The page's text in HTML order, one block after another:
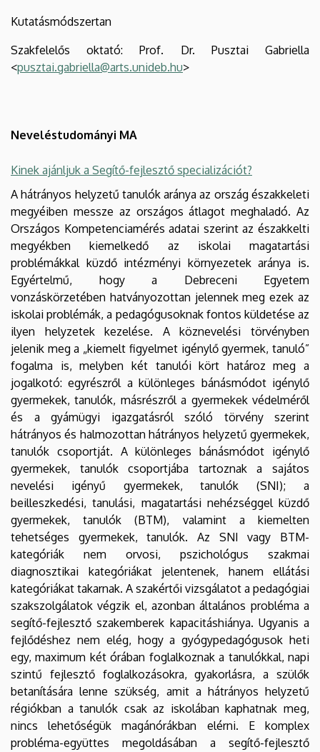
Kutatásmódszertan
Szakfelelős oktató: Prof. Dr. Pusztai Gabriella
<pusztai.gabriella@arts.unideb.hu>
Neveléstudományi MA
Kinek ajánljuk a Segítő-fejlesztő specializációt?
A hátrányos helyzetű tanulók aránya az ország északkeleti
megyéiben messze az országos átlagot meghaladó. Az
Országos Kompetenciamérés adatai szerint az északkelti
megyékben kiemelkedő az iskolai magatartási
problémákkal küzdő intézményi környezetek aránya is.
Egyértelmű, hogy a Debreceni Egyetem
vonzáskörzetében hatványozottan jelennek meg ezek az
iskolai problémák, a pedagógusoknak fontos küldetése az
ilyen helyzetek kezelése. A köznevelési törvényben
jelenik meg a „kiemelt figyelmet igénylő gyermek, tanuló”
fogalma is, melyben két tanulói kört határoz meg a
jogalkotó: egyrészről a különleges bánásmódot igénylő
gyermekek, tanulók, másrészről a gyermekek védelméről
és a gyámügyi igazgatásról szóló törvény szerint
hátrányos és halmozottan hátrányos helyzetű gyermekek,
tanulók csoportját. A különleges bánásmódot igénylő
gyermekek, tanulók csoportjába tartoznak a sajátos
nevelési igényű gyermekek, tanulók (SNI); a
beilleszkedési, tanulási, magatartási nehézséggel küzdő
gyermekek, tanulók (BTM), valamint a kiemelten
tehetséges gyermekek, tanulók. Az SNI vagy BTM-
kategóriák nem orvosi, pszichológus szakmai
diagnosztikai kategóriákat jelentenek, hanem ellátási
kategóriákat takarnak. A szakértői vizsgálatot a pedagógiai
szakszolgálatok végzik el, azonban általános probléma a
segítő-fejlesztő szakemberek kapacitáshiánya. Ugyanis a
fejlődéshez nem elég, hogy a gyógypedagógusok heti
egy, maximum két órában foglalkoznak a tanulókkal, napi
szintű fejlesztő foglalkozásokra, gyakorlásra, a szülők
betanítására lenne szükség, amit a hátrányos helyzetű
régiókban a tanulók csak az iskolában kaphatnak meg,
nincs lehetőségük magánórákban elérni. E komplex
probléma-együttes megoldásában a segítő-fejlesztő